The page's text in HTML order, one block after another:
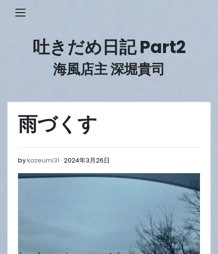
吐きだめ日記 Part2
海風店主 深堀貴司
雨づくす
bykazeumi31 2024年3月26日
3